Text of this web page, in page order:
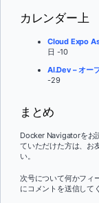
カレンダー上
Cloud Expo
日 -10
AI.Dev– オー
-29
まとめ
Docker Navigatorをお
ていただけた方は、お
い。
次号について何かフィ
にコメントを送信して